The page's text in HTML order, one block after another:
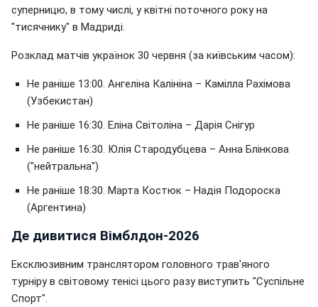
суперницю, в тому числі, у квітні поточного року на
"тисячнику" в Мадриді.
Розклад матчів українок 30 червня (за київським часом):
Не раніше 13:00. Ангеліна Калініна – Камілла Рахімова
(Узбекистан)
Не раніше 16:30. Еліна Світоліна – Дарія Снігур
Не раніше 16:30. Юлія Стародубцева – Анна Блінкова
("нейтральна")
Не раніше 18:30. Марта Костюк – Надія Подороска
(Аргентина)
Де дивитися Вімблдон-2026
Ексклюзивним транслятором головного трав'яного
турніру в світовому тенісі цього разу виступить "Суспільне
Спорт".